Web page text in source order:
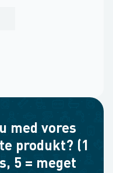
med vores
produkt? (1
5 = meget